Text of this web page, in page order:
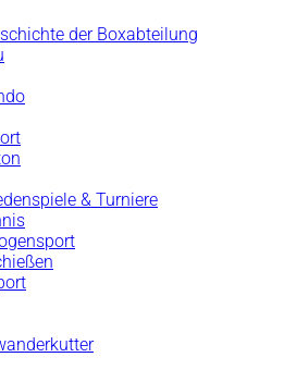
der Boxabteilung
& Turniere